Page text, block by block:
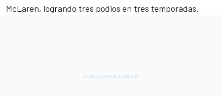
McLaren, logrando tres podios en tres temporadas.